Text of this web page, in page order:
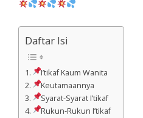
Daftar Isi
I’tikaf Kaum Wanita
Keutamaannya
Syarat-Syarat I’tikaf
Rukun-Rukun I’tikaf